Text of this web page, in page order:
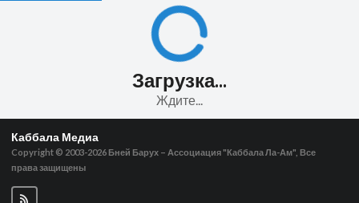
Загрузка...
Ждите...
Каббала Медиа
Copyright © 2003-2026 Бней Барух – Ассоциация "Каббала Ла-Ам", Все
права защищены